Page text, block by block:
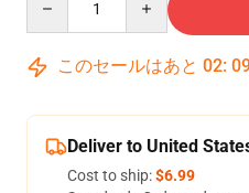
このセールはあと 02:
Deliver to United
Cost to ship:$6.99